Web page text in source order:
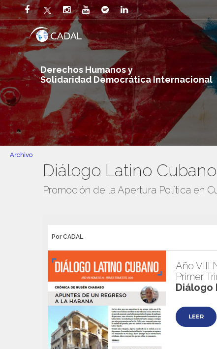
Derechos Humanos y
Solidaridad Democrática Internacional
Archivo
Diálogo Latino Cubano
Promoción de la Apertura Política en
Por CADAL
Año VIII
Primer
Diálogo
LEER